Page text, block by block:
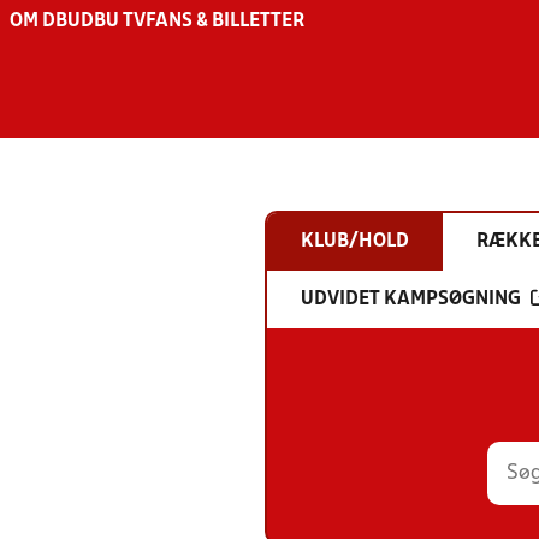
OM DBU DBU TV FANS & BILLETTER
KLUB/HOLD
UDVIDET KAMPSØGNING